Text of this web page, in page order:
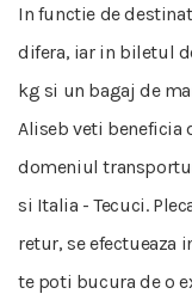
In functie de
difera, iar in biletul
kg si un bagaj de
Aliseb veti beneficia
domeniul
si Italia - Tecuci.
retur, se efectueaza
te poti bucura de o